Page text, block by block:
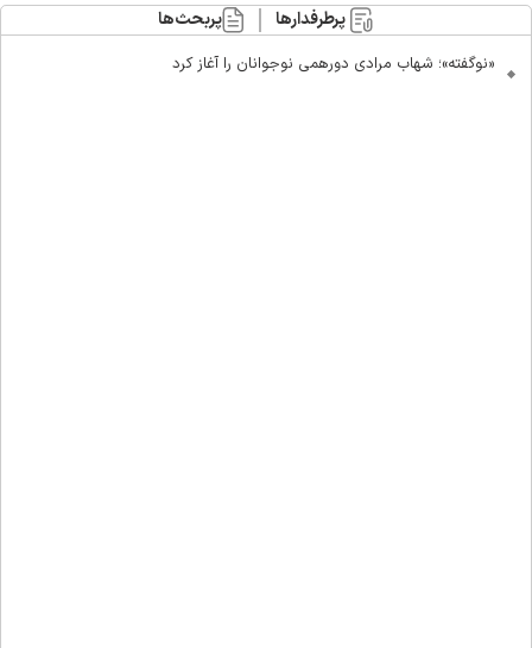
پرطرفدارها پربحث‌ها
«نوگفته»؛ شهاب مرادی دورهمی نوجوانان را آغاز کرد